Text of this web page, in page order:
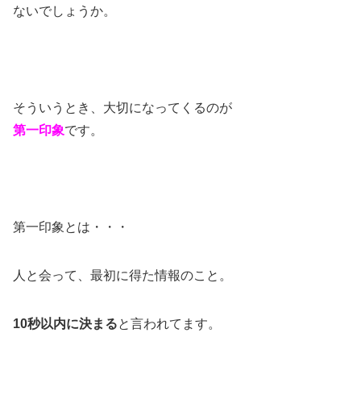
ないでしょうか。
そういうとき、大切になってくるのが
第一印象です。
第一印象とは・・・
人と会って、最初に得た情報のこと。
10秒以内に決まると言われてます。